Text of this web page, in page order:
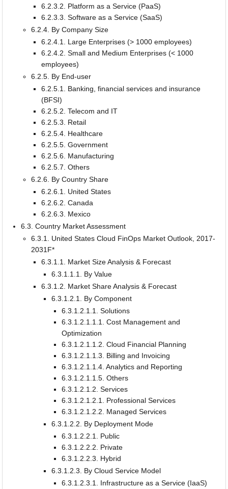
6.2.3.2. Platform as a Service (PaaS)
6.2.3.3. Software as a Service (SaaS)
6.2.4. By Company Size
6.2.4.1. Large Enterprises (> 1000 employees)
6.2.4.2. Small and Medium Enterprises (< 1000
employees)
6.2.5. By End-user
6.2.5.1. Banking, financial services and insurance
(BFSI)
6.2.5.2. Telecom and IT
6.2.5.3. Retail
6.2.5.4. Healthcare
6.2.5.5. Government
6.2.5.6. Manufacturing
6.2.5.7. Others
6.2.6. By Country Share
6.2.6.1. United States
6.2.6.2. Canada
6.2.6.3. Mexico
6.3. Country Market Assessment
6.3.1. United States Cloud FinOps Market Outlook, 2017-
2031F*
6.3.1.1. Market Size Analysis & Forecast
6.3.1.1.1. By Value
6.3.1.2. Market Share Analysis & Forecast
6.3.1.2.1. By Component
6.3.1.2.1.1. Solutions
6.3.1.2.1.1.1. Cost Management and
Optimization
6.3.1.2.1.1.2. Cloud Financial Planning
6.3.1.2.1.1.3. Billing and Invoicing
6.3.1.2.1.1.4. Analytics and Reporting
6.3.1.2.1.1.5. Others
6.3.1.2.1.2. Services
6.3.1.2.1.2.1. Professional Services
6.3.1.2.1.2.2. Managed Services
6.3.1.2.2. By Deployment Mode
6.3.1.2.2.1. Public
6.3.1.2.2.2. Private
6.3.1.2.2.3. Hybrid
6.3.1.2.3. By Cloud Service Model
6.3.1.2.3.1. Infrastructure as a Service (IaaS)